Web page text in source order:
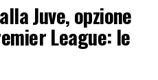
Juve, opzione
League: le